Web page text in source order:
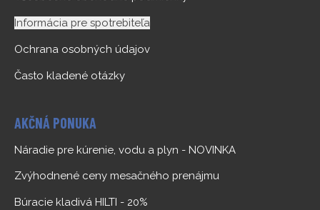
Informácia pre spotrebiteľa
Ochrana osobných údajov
Často kladené otázky
AKČNÁ PONUKA
Náradie pre kúrenie, vodu a plyn - NOVINKA
Zvýhodnené ceny mesačného prenájmu
Búracie kladivá HILTI - 20%